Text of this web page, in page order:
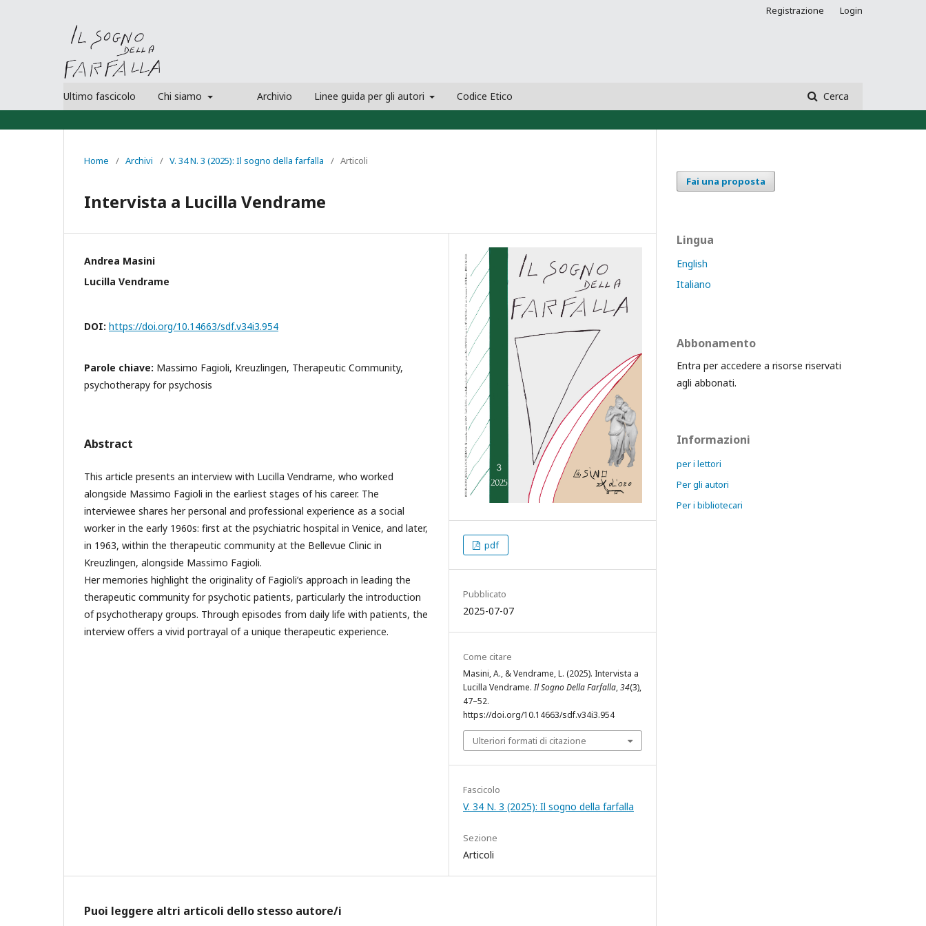
Ultimo fascicolo Chi siamo Archivio Linee guida per gli autori Codice Etico Cerca
Registrazione Login
Home / Archivi / V. 34 N. 3 (2025): Il sogno della farfalla / Articoli
Intervista a Lucilla Vendrame
Andrea Masini
Lucilla Vendrame
DOI: https://doi.org/10.14663/sdf.v34i3.954
Parole chiave: Massimo Fagioli, Kreuzlingen, Therapeutic Community,
psychotherapy for psychosis
Abstract
This article presents an interview with Lucilla Vendrame, who worked
alongside Massimo Fagioli in the earliest stages of his career. The
interviewee shares her personal and professional experience as a social
worker in the early 1960s: first at the psychiatric hospital in Venice, and later,
in 1963, within the therapeutic community at the Bellevue Clinic in
Kreuzlingen, alongside Massimo Fagioli.
Her memories highlight the originality of Fagioli’s approach in leading the
therapeutic community for psychotic patients, particularly the introduction
of psychotherapy groups. Through episodes from daily life with patients, the
interview offers a vivid portrayal of a unique therapeutic experience.
pdf
Pubblicato
2025-07-07
Come citare
Masini, A., & Vendrame, L. (2025). Intervista a
Lucilla Vendrame.Il Sogno Della Farfalla,34(3),
47–52.
https://doi.org/10.14663/sdf.v34i3.954
Ulteriori formati di citazione
Fascicolo
V. 34 N. 3 (2025): Il sogno della farfalla
Sezione
Articoli
Puoi leggere altri articoli dello stesso autore/i
Fai una proposta
Lingua
English
Italiano
Abbonamento
Entra per accedere a risorse riservati
agli abbonati.
Informazioni
per i lettori
Per gli autori
Per i bibliotecari